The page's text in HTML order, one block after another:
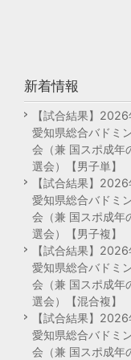
新着情報
【試合結果】
愛知県総合バドミ
会（兼 国スポ成年
選会）【男子単】
【試合結果】
愛知県総合バドミ
会（兼 国スポ成年
選会）【男子複】
【試合結果】
愛知県総合バドミ
会（兼 国スポ成年
選会）【混合複】
【試合結果】
愛知県総合バドミ
会（兼 国スポ成年